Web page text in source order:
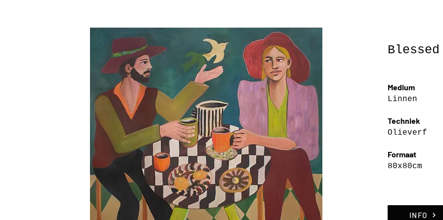
Blessed
Medium
Linnen
Techniek
Olieverf
Formaat
80x80cm
INFO